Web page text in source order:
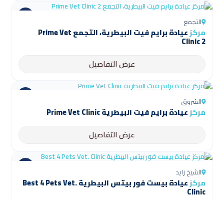
التجمع
مركز عيادة برايم فيت البيطرية، التجمع Prime Vet
Clinic 2
عرض التفاصيل
الشروق
مركزعيادة برايم فيت البيطرية Prime Vet Clinic
عرض التفاصيل
الشيخ زايد
مركز عيادة بيست فور بيتس البيطرية Best 4 Pets Vet.
Clinic